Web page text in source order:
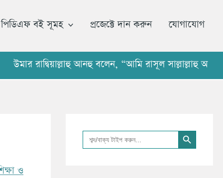
পিডিএফ বই সূমহ প্রজেক্টে দান করুন যোগাযোগ
রাদ্বিয়াল্লাহু আনহু বলেন, “আমি রাসূল সাল্লাল্লাহু
ও
Search
for:
Search Button
ভ